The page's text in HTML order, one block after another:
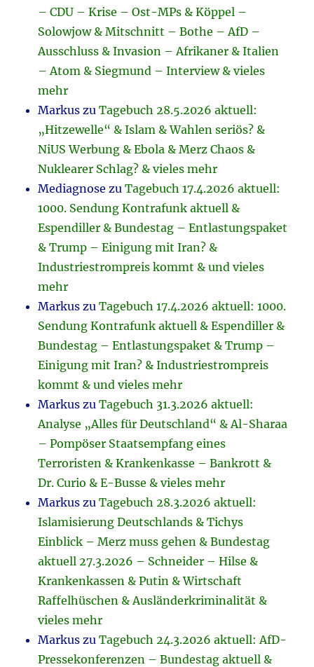
– CDU – Krise – Ost-MPs & Köppel –
Solowjow & Mitschnitt – Bothe – AfD –
Ausschluss & Invasion – Afrikaner & Italien
– Atom & Siegmund – Interview & vieles
mehr
Markus zuTagebuch 28.5.2026 aktuell:
„Hitzewelle“ & Islam & Wahlen seriös? &
NiUS Werbung & Ebola & Merz Chaos &
Nuklearer Schlag? & vieles mehr
Mediagnose zuTagebuch 17.4.2026 aktuell:
1000. Sendung Kontrafunk aktuell &
Espendiller & Bundestag – Entlastungspaket
& Trump – Einigung mit Iran? &
Industriestrompreis kommt & und vieles
mehr
Markus zuTagebuch 17.4.2026 aktuell: 1000.
Sendung Kontrafunk aktuell & Espendiller &
Bundestag – Entlastungspaket & Trump –
Einigung mit Iran? & Industriestrompreis
kommt & und vieles mehr
Markus zuTagebuch 31.3.2026 aktuell:
Analyse „Alles für Deutschland“ & Al-Sharaa
– Pompöser Staatsempfang eines
Terroristen & Krankenkasse – Bankrott &
Dr. Curio & E-Busse & vieles mehr
Markus zuTagebuch 28.3.2026 aktuell:
Islamisierung Deutschlands & Tichys
Einblick – Merz muss gehen & Bundestag
aktuell 27.3.2026 – Schneider – Hilse &
Krankenkassen & Putin & Wirtschaft
Raffelhüschen & Ausländerkriminalität &
vieles mehr
Markus zuTagebuch 24.3.2026 aktuell: AfD-
Pressekonferenzen – Bundestag aktuell &